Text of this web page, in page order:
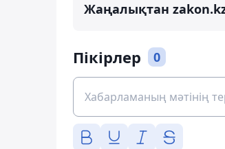
Жаңалықтан
Пікірлер 0